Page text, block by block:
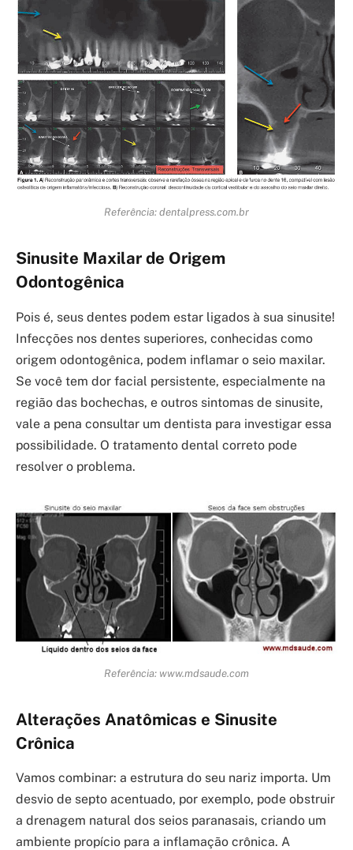
Referência: dentalpress.com.br
Sinusite Maxilar de Origem
Odontogênica
Pois é, seus dentes podem estar ligados à sua sinusite!
Infecções nos dentes superiores, conhecidas como
origem odontogênica, podem inflamar o seio maxilar.
Se você tem dor facial persistente, especialmente na
região das bochechas, e outros sintomas de sinusite,
vale a pena consultar um dentista para investigar essa
possibilidade. O tratamento dental correto pode
resolver o problema.
Referência: www.mdsaude.com
Alterações Anatômicas e Sinusite
Crônica
Vamos combinar: a estrutura do seu nariz importa. Um
desvio de septo acentuado, por exemplo, pode obstruir
a drenagem natural dos seios paranasais, criando um
ambiente propício para a inflamação crônica. A